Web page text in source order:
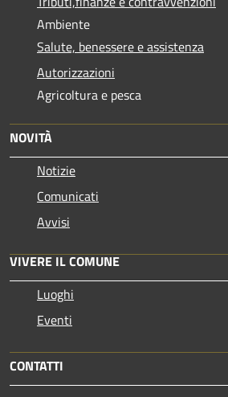
Ambiente
Salute, benessere e assistenza
Autorizzazioni
Agricoltura e pesca
NOVITÀ
Notizie
Comunicati
Avvisi
VIVERE IL COMUNE
Luoghi
Eventi
CONTATTI